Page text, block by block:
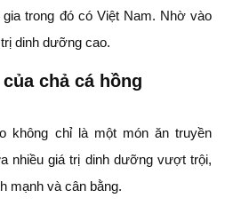
trong đó có Việt Nam. Nhờ vào
dinh dưỡng cao.
chả cá hồng
không chỉ là một món ăn truyền
nhiều giá trị dinh dưỡng vượt trội,
mạnh và cân bằng.